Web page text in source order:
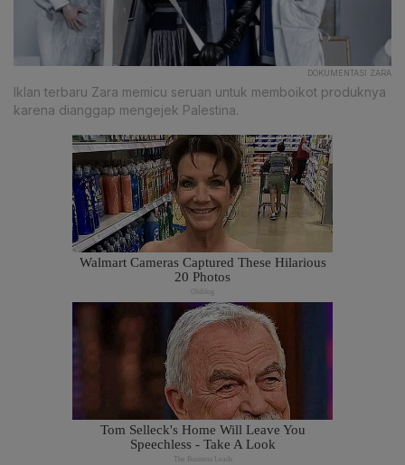
DOKUMENTASI ZARA
Iklan terbaru Zara memicu seruan untuk memboikot produknya
karena dianggap mengejek Palestina.